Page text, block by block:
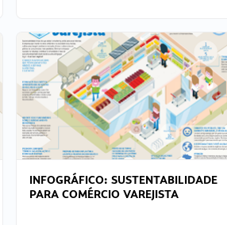
INFOGRÁFICO: SUSTENTABILIDADE
PARA COMÉRCIO VAREJISTA